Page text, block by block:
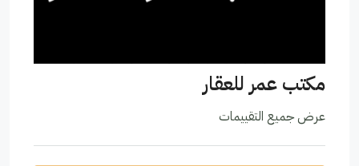
مكتب عمر للعقار
عرض جميع التقييمات